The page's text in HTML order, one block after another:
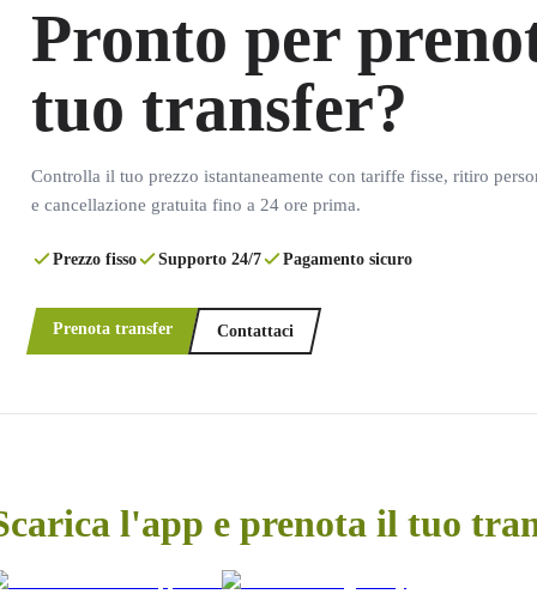
Pronto per
tuo transfer?
Controlla il tuo prezzo istantaneamente con tariffe fisse, ritiro
e cancellazione gratuita fino a 24 ore prima.
Prezzo fisso Supporto 24/7 Pagamento sicuro
Prenota transfer Contattaci
l'app e prenota il tuo